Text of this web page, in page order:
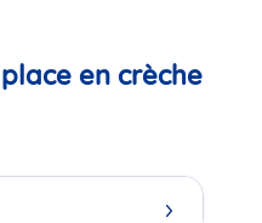
en crèche